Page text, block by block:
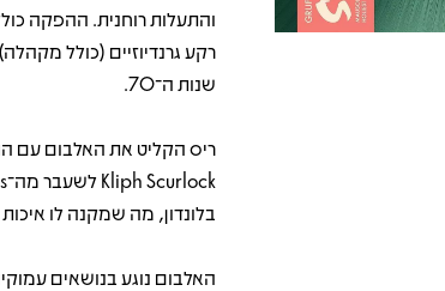
והתעלות רוחנית. ההפקה
רקע גרנדיוזיים (כולל
שנות ה־70.
בלונדון, מה שמקנה לו
האלבום נוגע בנושאים